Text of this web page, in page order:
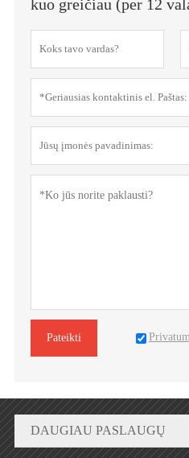
kuo greičiau (per 12
Pateikti
DAUGIAU PASLAUGŲ